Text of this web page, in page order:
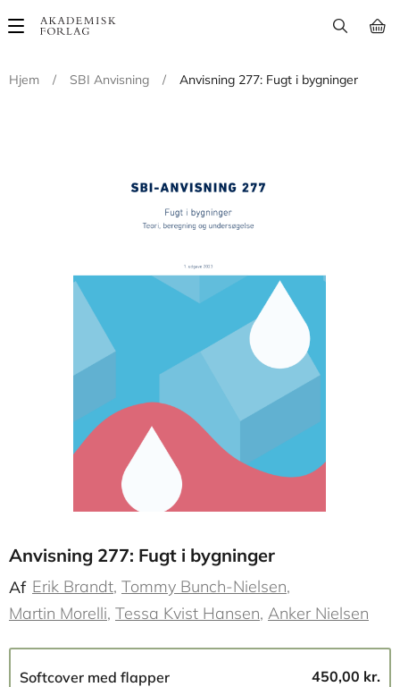
Main
Hjem
/ SBI Anvisning / Anvisning 277: Fugt i bygninger
Anvisning 277: Fugt i bygninger
Af Erik Brandt Tommy Bunch-Nielsen
Martin Morelli Tessa Kvist Hansen Anker Nielsen
Softcover med flapper 450,00 kr.